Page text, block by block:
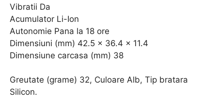
Vibratii Da
Acumulator Li-Ion
Autonomie Pana la 18 ore
Dimensiuni (mm) 42.5 x 36.4 x 11.4
Dimensiune carcasa (mm) 38
Greutate (grame) 32, Culoare Alb, Tip bratara
Silicon.